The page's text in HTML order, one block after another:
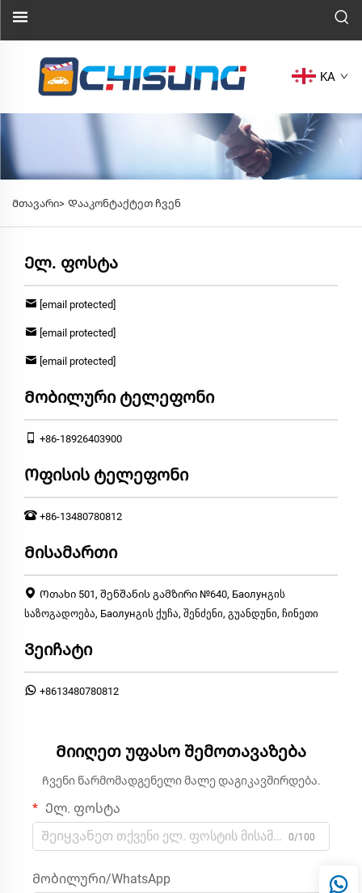
KA
Მთავარი> Დააკონტაქტეთ ჩვენ
Ელ. ფოსტა
[email protected]
[email protected]
[email protected]
Მობილური ტელეფონი
+86-18926403900
Ოფისის ტელეფონი
+86-13480780812
Მისამართი
Ოთახი 501, შენშანის გამზირი №640, Баолунგის
საზოგადოება, Баолунგის ქუჩა, შენძენი, გუანდუნი, ჩინეთი
Ვეიჩატი
+8613480780812
Მიიღეთ უფასო შემოთავაზება
Ჩვენი წარმომადგენელი მალე დაგიკავშირდება.
Ელ. ფოსტა
0/100
Მობილური/WhatsApp